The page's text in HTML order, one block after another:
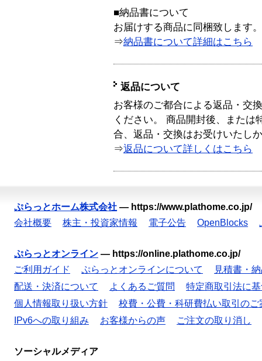
■納品書について
お届けする商品に同梱致します。
⇒納品書について詳細はこちら
返品について
お客様のご都合による返品・交
ください。 商品開封後、または
合、返品・交換はお受けいたし
⇒返品について詳しくはこちら
ぷらっとホーム株式会社 — https://www.plathome.co.jp/
会社概要
株主・投資家情報 電子公告 OpenBlocks
ぷらっとオンライン — https://online.plathome.co.jp/
ご利用ガイド
ぷらっとオンラインについて
見積書・
配送・決済について
よくあるご質問
特定商取引法に
個人情報取り扱い方針
校費・公費・科研費払い取引のご
IPv6への取り組み
お客様からの声 ご注文の取り消し
ソーシャルメディア